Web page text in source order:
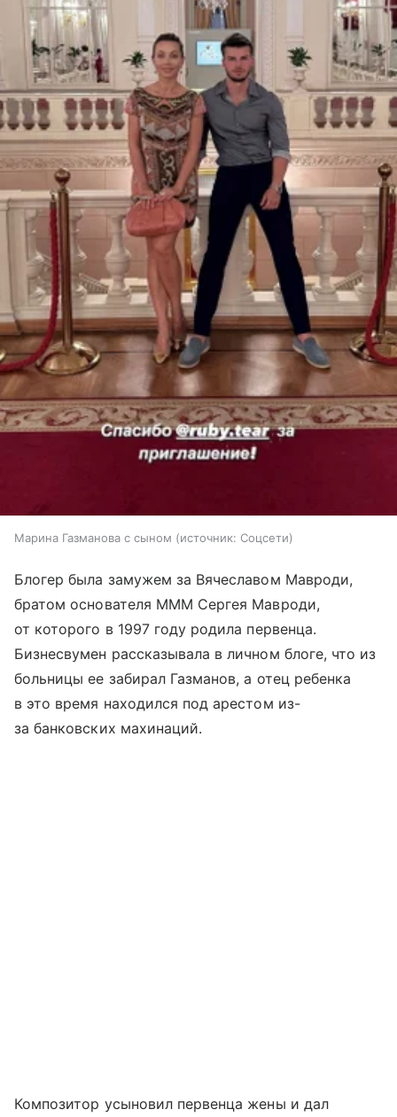
Марина Газманова с сыном источник: Соцсети
Блогер была замужем за Вячеславом Мавроди,
братом основателя МММ Сергея Мавроди,
от которого в 1997 году родила первенца.
Бизнесвумен рассказывала в личном блоге, что из
больницы ее забирал Газманов, а отец ребенка
в это время находился под арестом из-
за банковских махинаций.
Композитор усыновил первенца жены и дал